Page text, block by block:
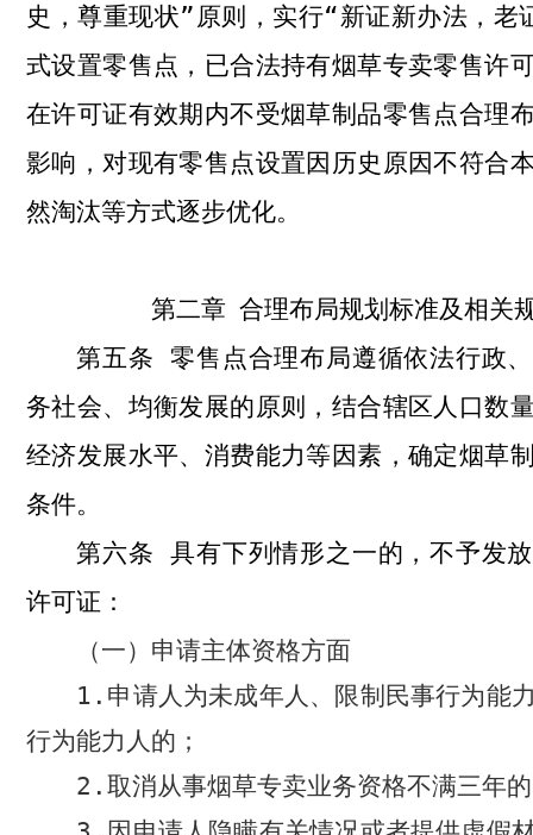
史，尊重现状”原则，实行“新证新办法，老
式设置零售点，已合法持有烟草专卖零售许
在许可证有效期内不受烟草制品零售点合理
影响，对现有零售点设置因历史原因不符合
然淘汰等方式逐步优化。
第二章 合理布局规划标准及相关
第五条 零售点合理布局遵循依法行政
务社会、均衡发展的原则，结合辖区人口数
经济发展水平、消费能力等因素，确定烟草
条件。
第六条 具有下列情形之一的，不予发
许可证：
（一）申请主体资格方面
1. 申请人为未成年人、限制民事行为能
行为能力人的；
2.取消从事烟草专卖业务资格不满三年